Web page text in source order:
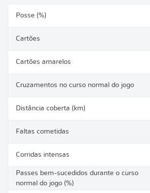
Posse (%)
Cartões
Cartões amarelos
Cruzamentos no curso normal do jogo
Distância coberta (km)
Faltas cometidas
Corridas intensas
Passes bem-sucedidos durante o curso
normal do jogo (%)